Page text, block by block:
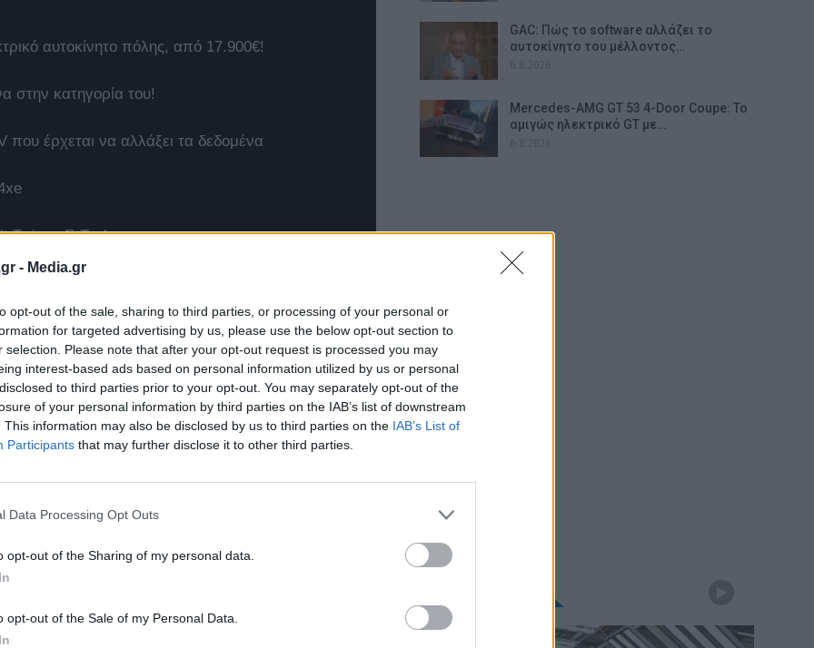
- Media.gr
opt-out of the sale, sharing to third parties, or processing of your personal or
for targeted advertising by us, please use the below opt-out section to
selection. Please note that after your opt-out request is processed you may
interest-based ads based on personal information utilized by us or personal
to third parties prior to your opt-out. You may separately opt-out of the
of your personal information by third parties on the IAB’s list of downstream
This information may also be disclosed by us to third parties on the IAB’s List of
Participants that may further disclose it to other third parties.
Data Processing Opt Outs
opt-out of the Sharing of my personal data.
opt-out of the Sale of my Personal Data.
αυτοκίνητο πόλης, από 17.900€!
στην κατηγορία του!
έρχεται να αλλάξει τα δεδομένα
Twingo E-Tech
προστίθενται
GAC: Πώς το software αλλάζει το
αυτοκίνητο του μέλλοντος…
Mercedes-AMG GT 53 4-Door Coupe: Το
αμιγώς ηλεκτρικό GT με…